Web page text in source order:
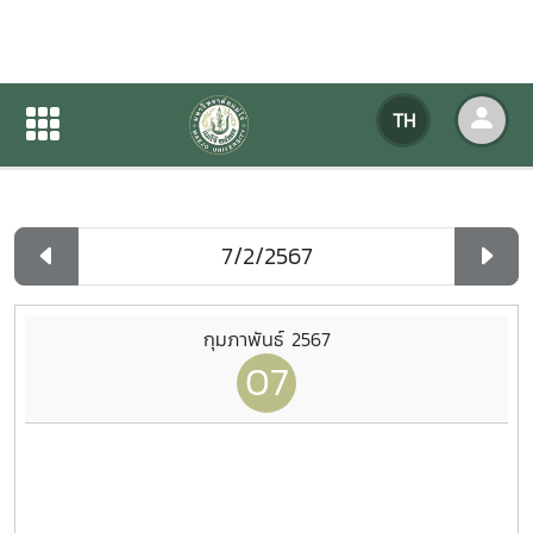
TH
ปฏิทินกิจกรรมของหน่วยงาน
ปฏิทินกิจกรรมของหน่วยงาน
กุมภาพันธ์ 2567
07